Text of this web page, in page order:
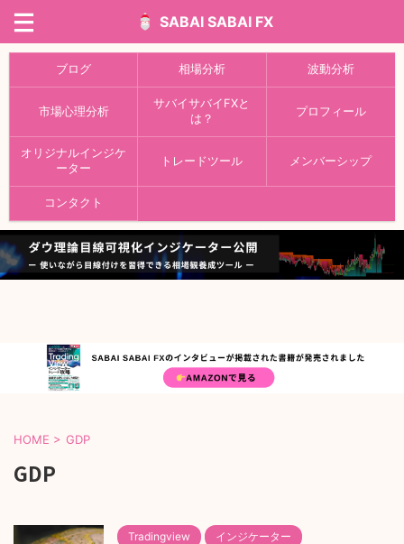
SABAI SABAI FX
ブログ 相場分析 波動分析
市場心理分析
サバイサバイFXと
は？
プロフィール
オリジナルインジケ
ーター
トレードツール メンバーシップ
コンタクト
HOME > GDP
GDP
Tradingview インジケーター